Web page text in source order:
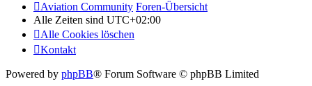
Aviation Community Foren-Übersicht
Alle Zeiten sind UTC+02:00
Alle Cookies löschen
Kontakt
Powered by phpBB® Forum Software © phpBB Limited